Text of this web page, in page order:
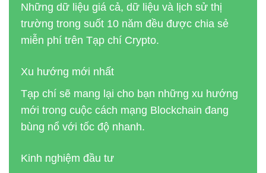
Những dữ liệu giá cả, dữ liệu và lịch sử thị
trường trong suốt 10 năm đều được chia sẻ
miễn phí trên Tạp chí Crypto.
Xu hướng mới nhất
Tạp chí sẽ mang lại cho bạn những xu hướng
mới trong cuộc cách mạng Blockchain đang
bùng nổ với tốc độ nhanh.
Kinh nghiệm đầu tư